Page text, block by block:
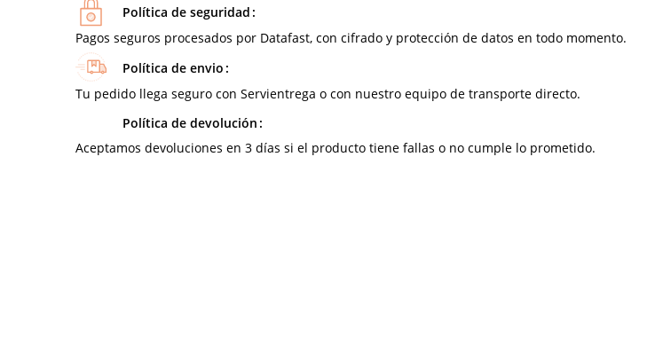
Política de seguridad
Pagos seguros procesados por Datafast, con cifrado y protección de datos en todo momento.
Política de envio
Tu pedido llega seguro con Servientrega o con nuestro equipo de transporte directo.
Política de devolución
Aceptamos devoluciones en 3 días si el producto tiene fallas o no cumple lo prometido.